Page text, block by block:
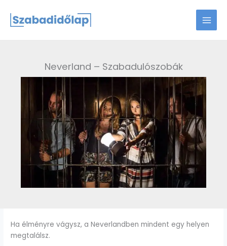
content
Neverland – Szabadulószobák
Ha élményre vágysz, a Neverlandben mindent egy helyen
megtalálsz.